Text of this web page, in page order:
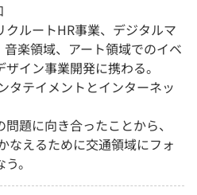
ルートHR事業、デジタルマ
楽領域、アート領域でのイベ
イン事業開発に携わる。
タテイメントとインターネッ
題に向き合ったことから、
なえるために交通領域にフォ
。